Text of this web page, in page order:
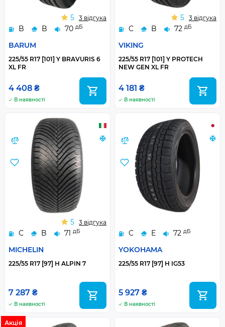
B B 70 дБ
BARUM
5 3 відгука
225/55 R17 [101] Y BRAVURIS 6
XL FR
4 408 ₴
В наявності
C B 72 дБ
VIKING
5 3 відгука
225/55 R17 [101] Y PROTECH
NEW GEN XL FR
4 181 ₴
В наявності
C B 71 дБ
MICHELIN
5 3 відгука
225/55 R17 [97] H ALPIN 7
7 287 ₴
В наявності
C E 72 дБ
YOKOHAMA
225/55 R17 [97] H IG53
5 927 ₴
В наявності
Акція